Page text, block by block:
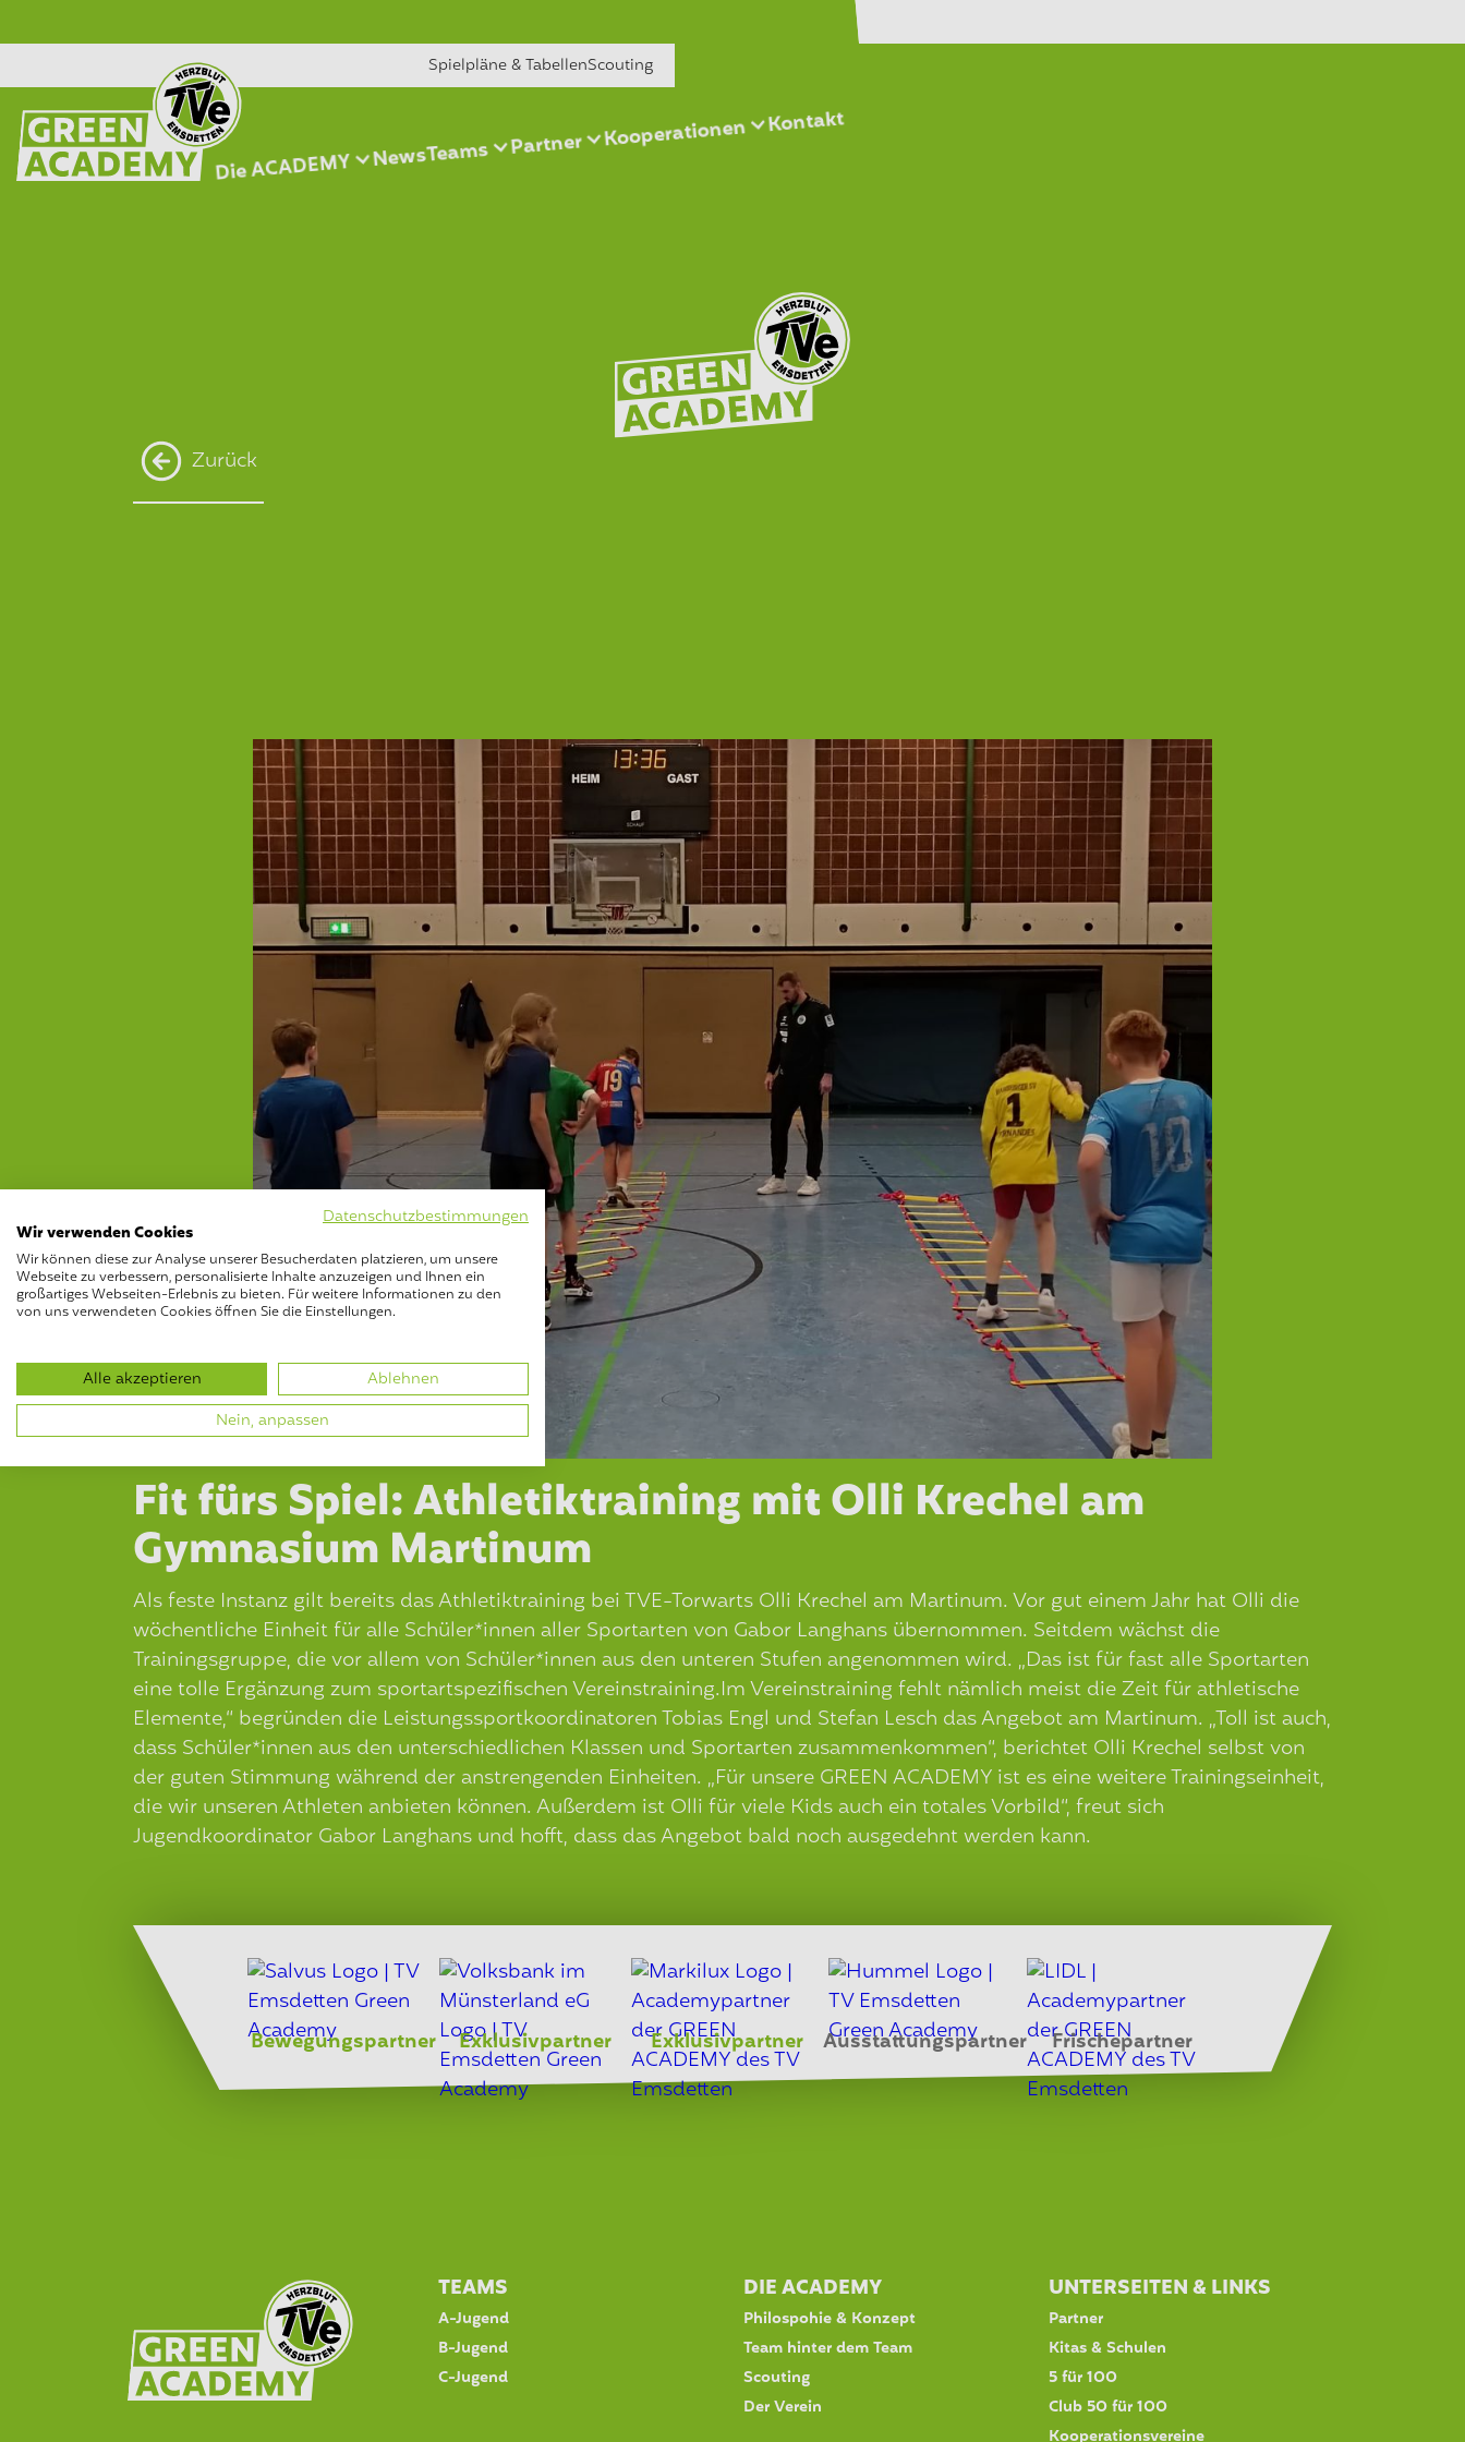
Spielpläne & TabellenScouting
Die ACADEMY NewsTeams Partner Kooperationen Kontakt
Zurück
Fit fürs Spiel: Athletiktraining mit Olli Krechel am
Gymnasium Martinum
Als feste Instanz gilt bereits das Athletiktraining bei TVE-Torwarts Olli Krechel am Martinum. Vor gut einem Jahr hat Olli die
wöchentliche Einheit für alle Schüler*innen aller Sportarten von Gabor Langhans übernommen. Seitdem wächst die
Trainingsgruppe, die vor allem von Schüler*innen aus den unteren Stufen angenommen wird. „Das ist für fast alle Sportarten
eine tolle Ergänzung zum sportartspezifischen Vereinstraining.Im Vereinstraining fehlt nämlich meist die Zeit für athletische
Elemente,“ begründen die Leistungssportkoordinatoren Tobias Engl und Stefan Lesch das Angebot am Martinum. „Toll ist auch,
dass Schüler*innen aus den unterschiedlichen Klassen und Sportarten zusammenkommen“, berichtet Olli Krechel selbst von
der guten Stimmung während der anstrengenden Einheiten. „Für unsere GREEN ACADEMY ist es eine weitere Trainingseinheit,
die wir unseren Athleten anbieten können. Außerdem ist Olli für viele Kids auch ein totales Vorbild“, freut sich
Jugendkoordinator Gabor Langhans und hofft, dass das Angebot bald noch ausgedehnt werden kann.
Bewegungspartner Exklusivpartner Exklusivpartner Ausstattungspartner Frischepartner
TEAMS
A-Jugend
B-Jugend
C-Jugend
DIE ACADEMY
Philospohie & Konzept
Team hinter dem Team
Scouting
Der Verein
UNTERSEITEN & LINKS
Partner
Kitas & Schulen
5 für 100
Club 50 für 100
Kooperationsvereine
Datenschutzbestimmungen
Wir verwenden Cookies
Wir können diese zur Analyse unserer Besucherdaten platzieren, um unsere
Webseite zu verbessern, personalisierte Inhalte anzuzeigen und Ihnen ein
großartiges Webseiten-Erlebnis zu bieten. Für weitere Informationen zu den
von uns verwendeten Cookies öffnen Sie die Einstellungen.
Alle akzeptieren
Ablehnen
Nein, anpassen